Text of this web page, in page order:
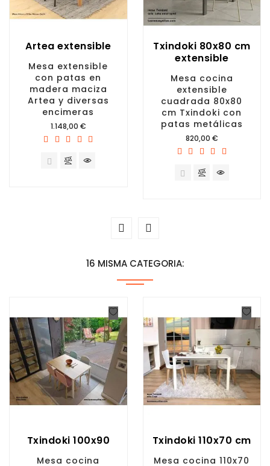
Artea extensible
Mesa extensible
con patas en
madera maciza
Artea y diversas
encimeras
Precio
1.148,00 €
Txindoki 80x80 cm
extensible
Mesa cocina
extensible
cuadrada 80x80
cm Txindoki con
patas metálicas
Precio
820,00 €
16 MISMA CATEGORIA:
Txindoki 100x90
Mesa cocina
Txindoki 110x70 cm
Mesa cocina 110x70